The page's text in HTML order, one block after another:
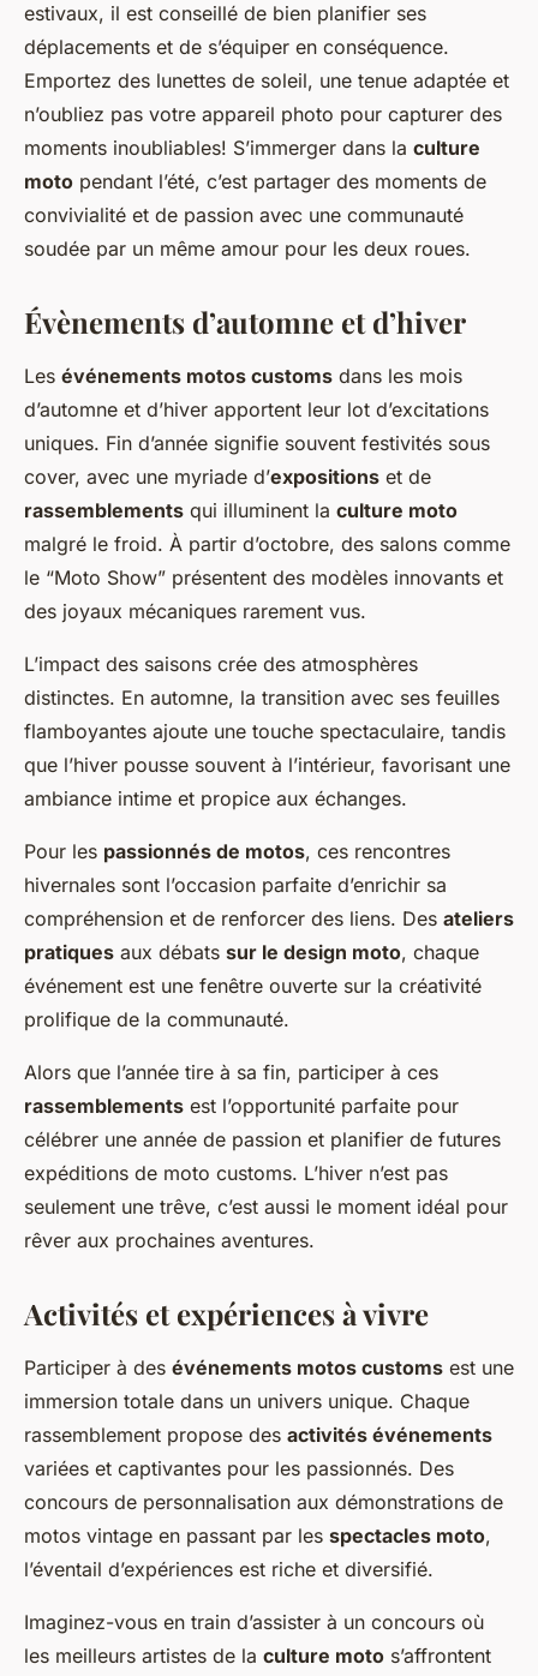
estivaux, il est conseillé de bien planifier ses
déplacements et de s’équiper en conséquence.
Emportez des lunettes de soleil, une tenue adaptée et
n’oubliez pas votre appareil photo pour capturer des
moments inoubliables! S’immerger dans la culture
moto pendant l’été, c’est partager des moments de
convivialité et de passion avec une communauté
soudée par un même amour pour les deux roues.
Évènements d’automne et d’hiver
Les événements motos customs dans les mois
d’automne et d’hiver apportent leur lot d’excitations
uniques. Fin d’année signifie souvent festivités sous
cover, avec une myriade d’expositions et de
rassemblements qui illuminent la culture moto
malgré le froid. À partir d’octobre, des salons comme
le “Moto Show” présentent des modèles innovants et
des joyaux mécaniques rarement vus.
L’impact des saisons crée des atmosphères
distinctes. En automne, la transition avec ses feuilles
flamboyantes ajoute une touche spectaculaire, tandis
que l’hiver pousse souvent à l’intérieur, favorisant une
ambiance intime et propice aux échanges.
Pour les passionnés de motos, ces rencontres
hivernales sont l’occasion parfaite d’enrichir sa
compréhension et de renforcer des liens. Des ateliers
pratiques aux débats sur le design moto, chaque
événement est une fenêtre ouverte sur la créativité
prolifique de la communauté.
Alors que l’année tire à sa fin, participer à ces
rassemblements est l’opportunité parfaite pour
célébrer une année de passion et planifier de futures
expéditions de moto customs. L’hiver n’est pas
seulement une trêve, c’est aussi le moment idéal pour
rêver aux prochaines aventures.
Activités et expériences à vivre
Participer à des événements motos customs est une
immersion totale dans un univers unique. Chaque
rassemblement propose des activités événements
variées et captivantes pour les passionnés. Des
concours de personnalisation aux démonstrations de
motos vintage en passant par les spectacles moto,
l’éventail d’expériences est riche et diversifié.
Imaginez-vous en train d’assister à un concours où
les meilleurs artistes de la culture moto s’affrontent